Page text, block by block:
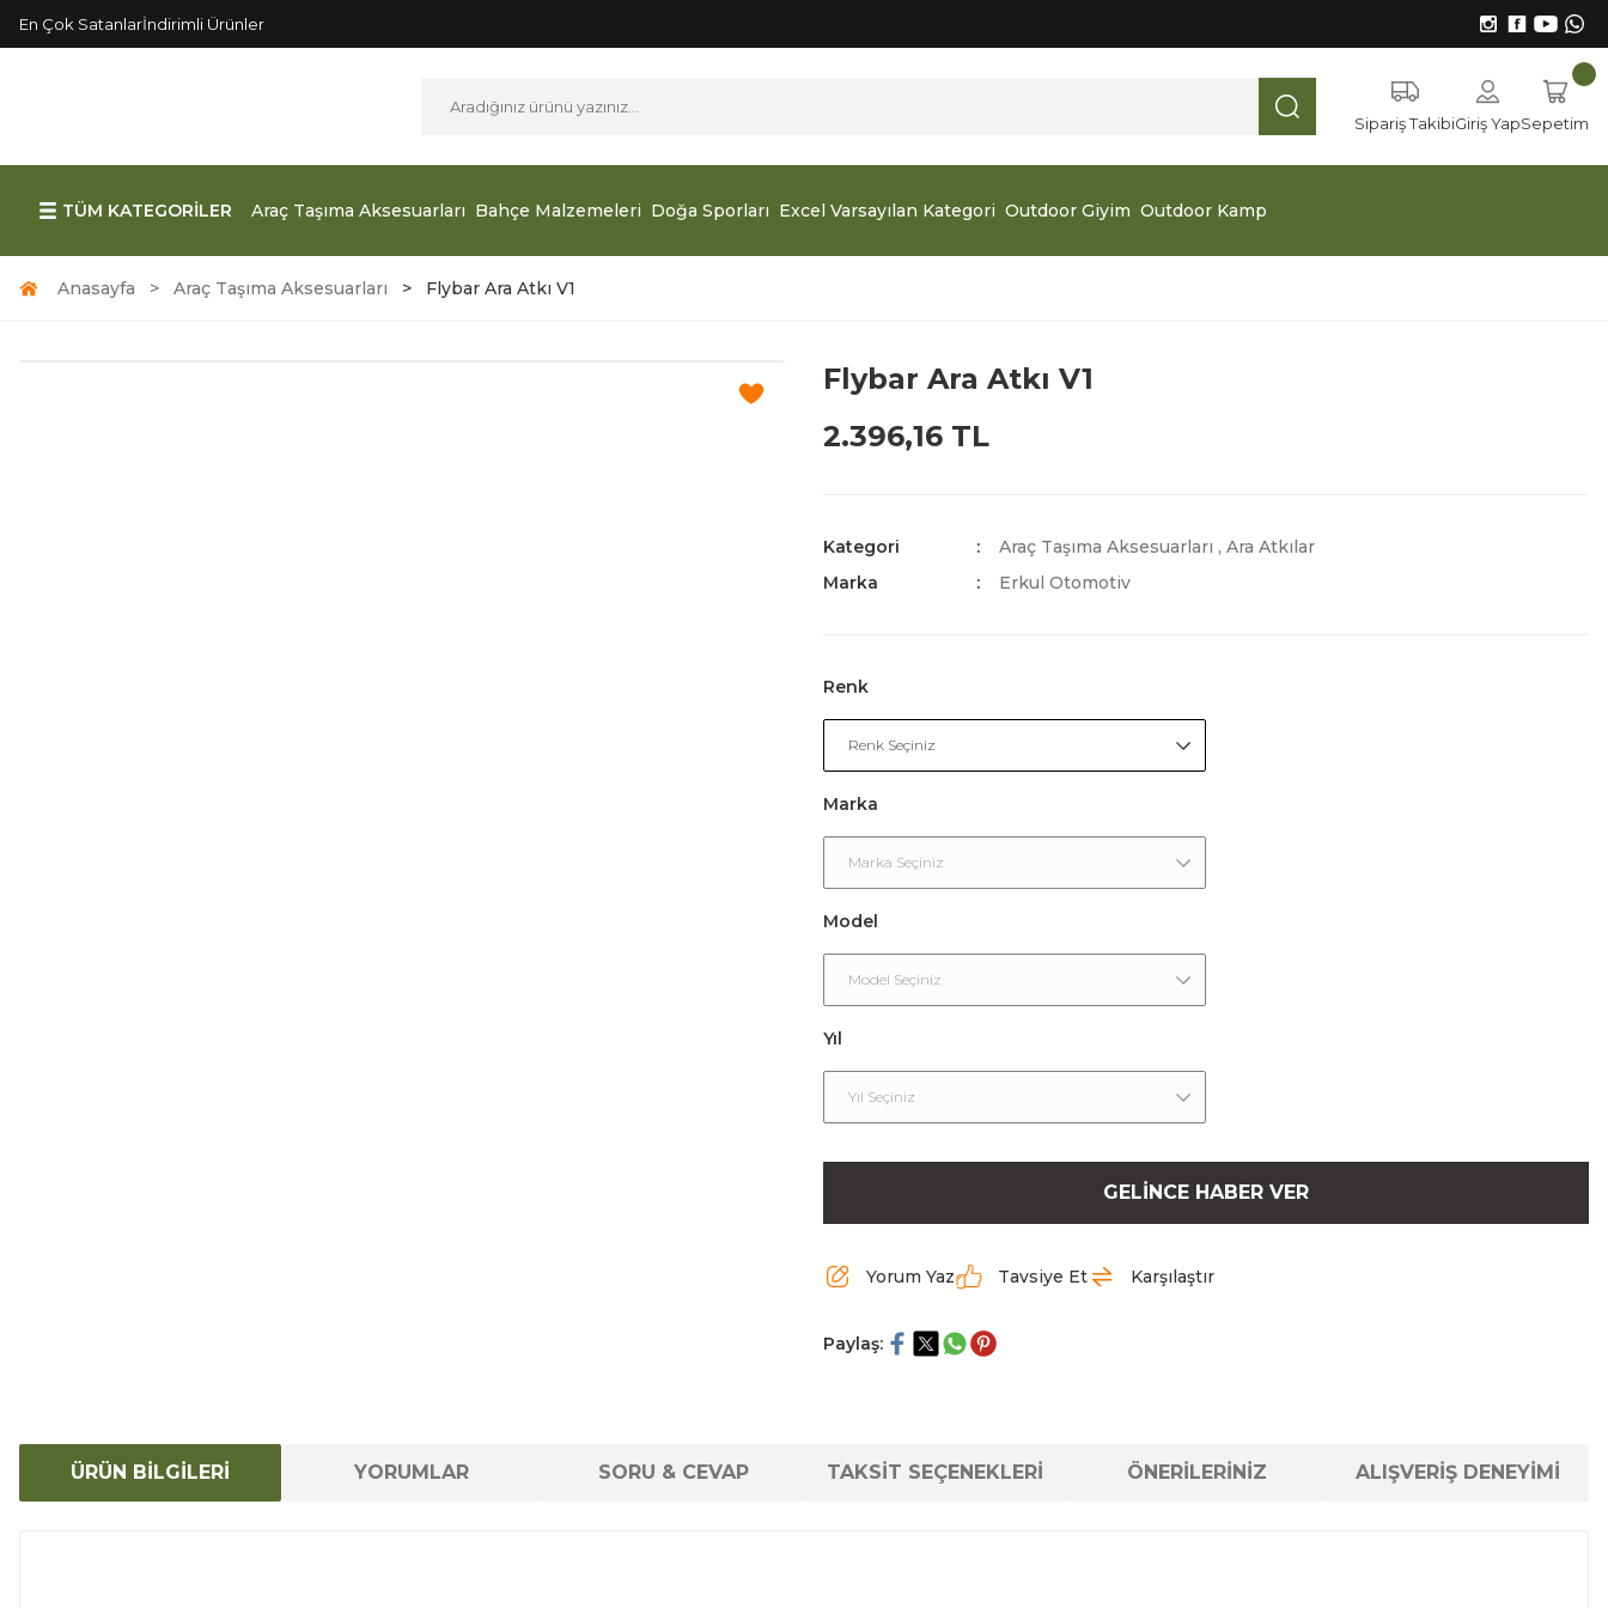
En Çok Satanlarİndirimli Ürünler
Sipariş TakibiGiriş YapSepetim
TÜM KATEGORİLER Araç Taşıma Aksesuarları Bahçe Malzemeleri Doğa Sporları Excel Varsayılan Kategori Outdoor Giyim Outdoor Kamp
Anasayfa Araç Taşıma Aksesuarları Flybar Ara Atkı V1
Flybar Ara Atkı V1
2.396,16 TL
Kategori Araç Taşıma Aksesuarları , Ara Atkılar
Marka
Erkul Otomotiv
Renk
Marka
Model
Yıl
GELİNCE HABER VER
Yorum Yaz Tavsiye Et Karşılaştır
Paylaş:
ÜRÜN BİLGİLERİ YORUMLAR SORU & CEVAP TAKSİT SEÇENEKLERİ ÖNERİLERİNİZ ALIŞVERİŞ DENEYİMİ